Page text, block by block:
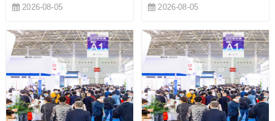
2026-08-05 2026-08-05